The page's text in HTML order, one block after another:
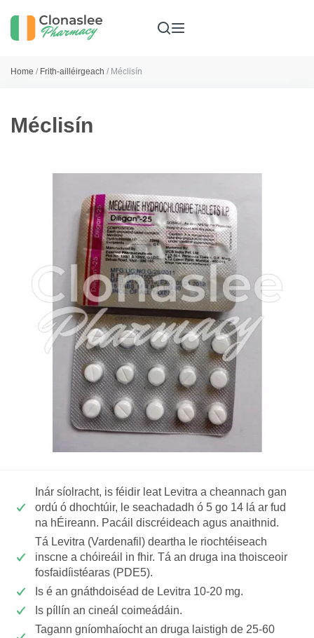
Home / Frith-ailléirgeach / Méclisín
Méclisín
Inár síolracht, is féidir leat Levitra a cheannach gan
ordú ó dhochtúir, le seachadadh ó 5 go 14 lá ar fud
na hÉireann. Pacáil discréideach agus anaithnid.
Tá Levitra (Vardenafil) deartha le riochtéiseach
inscne a chóireáil in fhir. Tá an druga ina thoisceoir
fosfaidíistéaras (PDE5).
Is é an gnáthdoiséad de Levitra 10-20 mg.
Is píllín an cineál coimeádáin.
Tagann gníomhaíocht an druga laistigh de 25-60